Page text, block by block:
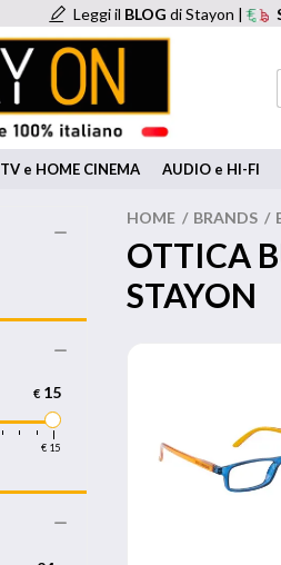
Leggi il BLOG di Stayon |
TV e HOME CINEMA AUDIO e HI-FI
HOME / BRANDS /
OTTICA
STAYON
€ 15
€15